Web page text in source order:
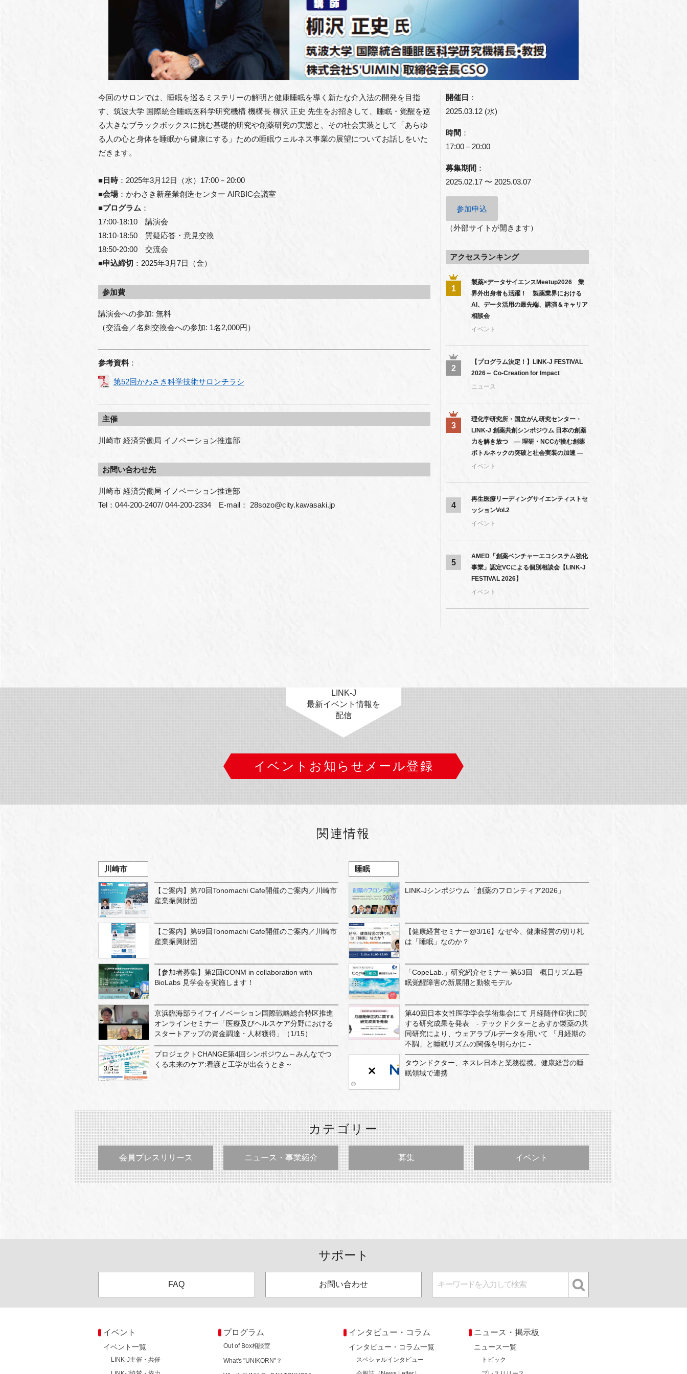
今回のサロンでは、睡眠を巡るミステリーの解明と健康睡眠を導く新たな介入法の開発を目指
す、筑波大学 国際統合睡眠医科学研究機構 機構長 柳沢 正史 先生をお招きして、睡眠・覚醒を巡
る大きなブラックボックスに挑む基礎的研究や創薬研究の実態と、その社会実装として「あらゆ
る人の心と身体を睡眠から健康にする」ための睡眠ウェルネス事業の展望についてお話しをいた
だきます。
■日時：2025年3月12日（水）17:00－20:00
■会場：かわさき新産業創造センター AIRBIC会議室
■プログラム ：
17:00-18:10 講演会
18:10-18:50 質疑応答・意見交換
18:50-20:00 交流会
■申込締切 ：2025年3月7日（金）
参加費
講演会への参加: 無料
（交流会／名刺交換会への参加: 1名2,000円）
参考資料：
第52回かわさき科学技術サロンチラシ
主催
川崎市 経済労働局 イノベーション推進部
お問い合わせ先
川崎市 経済労働局 イノベーション推進部
Tel：044-200-2407/ 044-200-2334　E-mail： 28sozo@city.kawasaki.jp
開催日 ：
2025.03.12 (水)
時間 ：
17:00－20:00
募集期間 ：
2025.02.17 〜 2025.03.07
参加申込
（外部サイトが開きます）
アクセスランキング
1
製薬×データサイエンスMeetup2026 業
界外出身者も活躍！ 製薬業界における
AI、データ活用の最先端、講演＆キャリア
相談会
イベント
2
【プログラム決定！】LINK-J FESTIVAL
2026～ Co-Creation for Impact
ニュース
3
理化学研究所・国立がん研究センター・
LINK-J 創薬共創シンポジウム 日本の創薬
力を解き放つ ― 理研・NCCが挑む創薬
ボトルネックの突破と社会実装の加速 ―
イベント
4
再生医療リーディングサイエンティストセ
ッションVol.2
イベント
5
AMED「創薬ベンチャーエコシステム強化
事業」認定VCによる個別相談会【LINK-J
FESTIVAL 2026】
イベント
LINK-J
最新イベント情報を
配信
イベントお知らせメール登録
関連情報
川崎市
【ご案内】第70回Tonomachi Cafe開催のご案内／川崎市
産業振興財団
【ご案内】第69回Tonomachi Cafe開催のご案内／川崎市
産業振興財団
【参加者募集】第2回iCONM in collaboration with
BioLabs 見学会を実施します！
京浜臨海部ライフイノベーション国際戦略総合特区推進
オンラインセミナー「医療及びヘルスケア分野における
スタートアップの資金調達・人材獲得」（1/15）
プロジェクトCHANGE第4回シンポジウム～みんなでつ
くる未来のケア:看護と工学が出会うとき～
睡眠
LINK-Jシンポジウム「創薬のフロンティア2026」
【健康経営セミナー@3/16】なぜ今、健康経営の切り札
は「睡眠」なのか？
「CopeLab.」研究紹介セミナー 第53回 概日リズム睡
眠覚醒障害の新展開と動物モデル
第40回日本女性医学学会学術集会にて 月経随伴症状に関
する研究成果を発表 - テックドクターとあすか製薬の共
同研究により、ウェアラブルデータを用いて 「月経期の
不調」と睡眠リズムの関係を明らかに -
タウンドクター、ネスレ日本と業務提携。健康経営の睡
眠領域で連携
カテゴリー
会員プレスリリース ニュース・事業紹介 募集 イベント
サポート
FAQ お問い合わせ
イベント
イベント一覧
LINK-J主催・共催
プログラム
Out of Box相談室
What's "UNIKORN"？
インタビュー・コラム
インタビュー・コラム一覧
スペシャルインタビュー
ニュース・掲示板
ニュース一覧
トピック